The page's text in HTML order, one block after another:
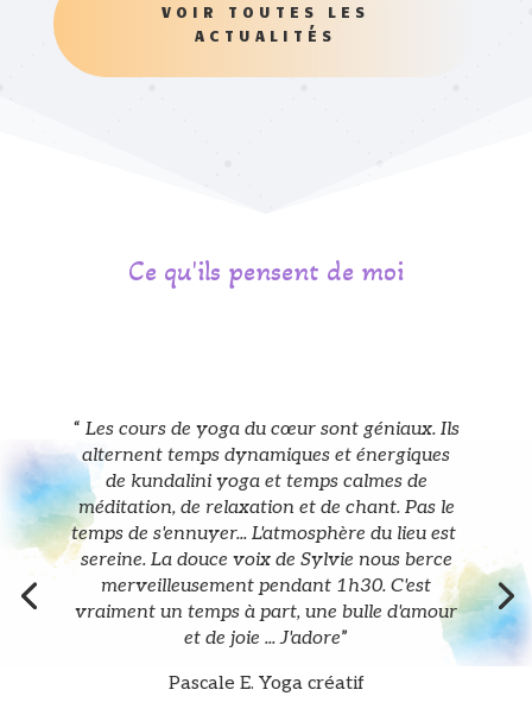
VOIR TOUTES LES
ACTUALITÉS
Ce qu'ils pensent de moi
“ Les cours de yoga du cœur sont géniaux. Ils
alternent temps dynamiques et énergiques
de kundalini yoga et temps calmes de
méditation, de relaxation et de chant. Pas le
temps de s'ennuyer... L'atmosphère du lieu est
sereine. La douce voix de Sylvie nous berce
merveilleusement pendant 1h30. C'est
vraiment un temps à part, une bulle d'amour
et de joie ... J'adore”
Pascale E. Yoga créatif